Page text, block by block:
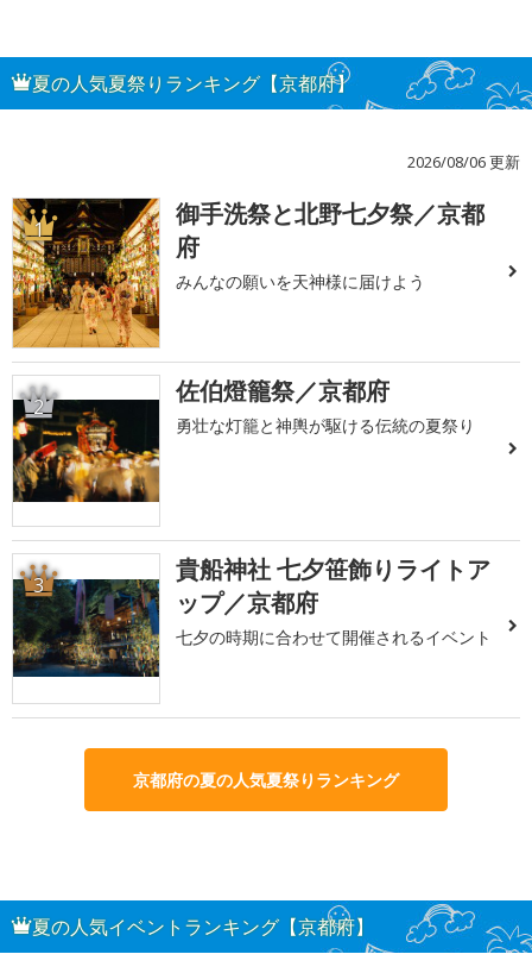
夏の人気夏祭りランキング【京都府】
2026/08/06 更新
1
御手洗祭と北野七夕祭／京都
府
みんなの願いを天神様に届けよう
2 佐伯燈籠祭／京都府
勇壮な灯籠と神輿が駆ける伝統の夏祭り
3
貴船神社 七夕笹飾りライトア
ップ／京都府
七夕の時期に合わせて開催されるイベント
京都府の夏の人気夏祭りランキング
夏の人気イベントランキング【京都府】